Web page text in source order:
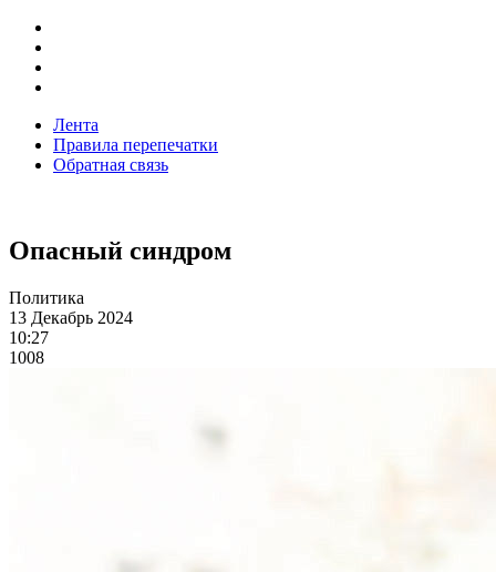
Лента
Правила перепечатки
Обратная связь
Опасный синдром
Политика
13 Декабрь 2024
10:27
1008